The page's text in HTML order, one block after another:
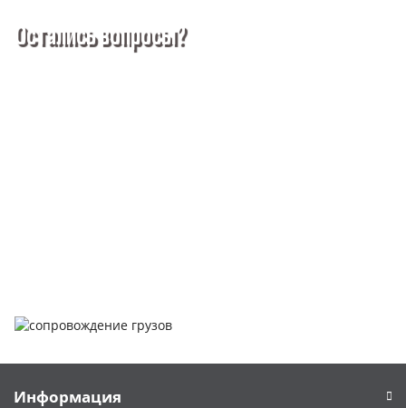
Остались вопросы?
Информация